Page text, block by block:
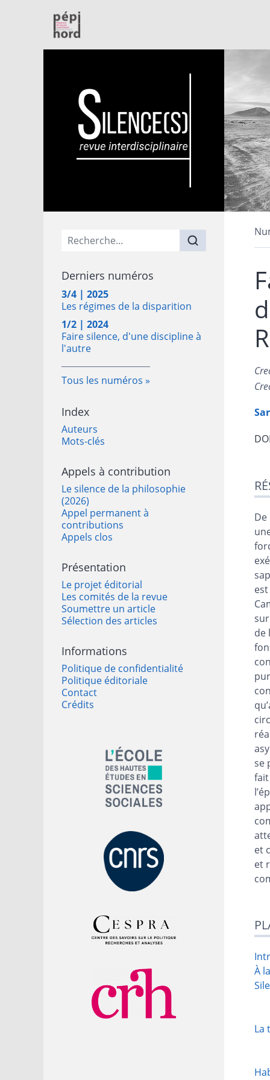
Menu principal
Derniers numéros
3/4 | 2025
Les régimes de la disparition
1/2 | 2024
Faire silence, d'une discipline à
l'autre
Tous les numéros
Index
Auteurs
Mots-clés
Appels à contribution
Le silence de la philosophie
(2026)
Appel permanent à
contributions
Appels clos
Présentation
Le projet éditorial
Les comités de la revue
Soumettre un article
Sélection des articles
Informations
Politique de confidentialité
Politique éditoriale
Contact
Crédits
Affiliations/partenaires
de
se
et
et
À
La